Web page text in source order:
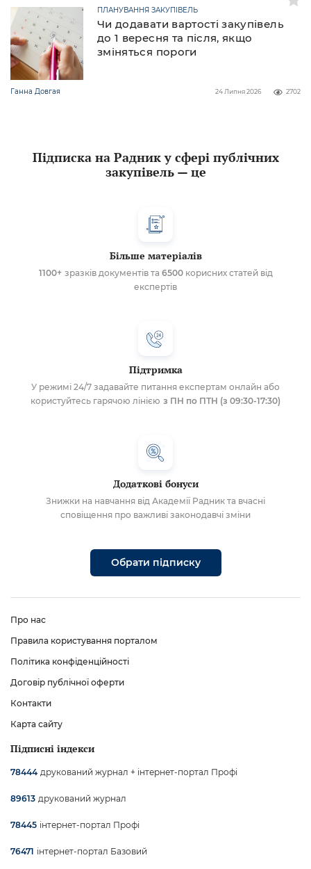
Чи додавати вартості закупівель
до 1 вересня та після, якщо
зміняться пороги
ПЛАНУВАННЯ ЗАКУПІВЕЛЬ
Ганна Довгая 2702
24 Липня 2026
Підписка на Радник у сфері публічних
закупівель — це
Більше матеріалів
1100+ зразків документів та 6500корисних статей від
експертів
Підтримка
У режимі 24/7 задавайте питання експертам онлайн або
користуйтесь гарячою лінією з ПН по ПТН (з 09:30-17:30)
Додаткові бонуси
Знижки на навчання від Академії Радник та вчасні
сповіщення про важливі законодавчі зміни
Обрати підписку
Про нас
Правила користування порталом
Політика конфіденційності
Договір публічної оферти
Контакти
Карта сайту
Підписні індекси
78444 друкований журнал + інтернет-портал Профі
89613 друкований журнал
78445 інтернет-портал Профі
76471 інтернет-портал Базовий